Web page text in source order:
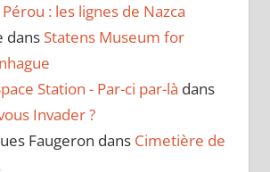
Pérou : les lignes de Nazca
dans Statens Museum for
Station - Par-ci par-là dans
Invader ?
Faugeron dans Cimetière de